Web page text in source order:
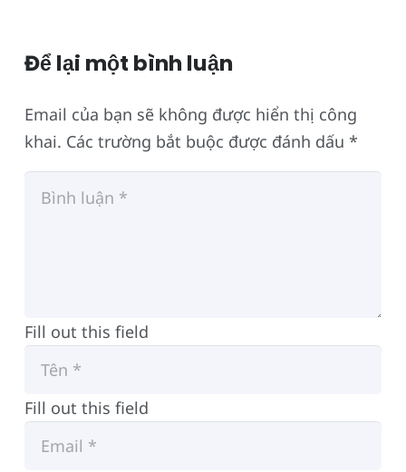
Để lại một bình luận
Email của bạn sẽ không được hiển thị công
khai. Các trường bắt buộc được đánh dấu *
Fill out this field
Fill out this field